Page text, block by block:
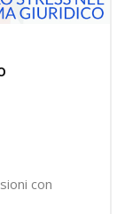
con